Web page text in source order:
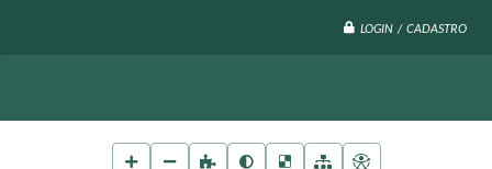
LOGIN / CADASTRO